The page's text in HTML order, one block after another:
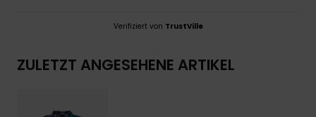
Verifiziert von TrustVille
ZULETZT ANGESEHENE ARTIKEL